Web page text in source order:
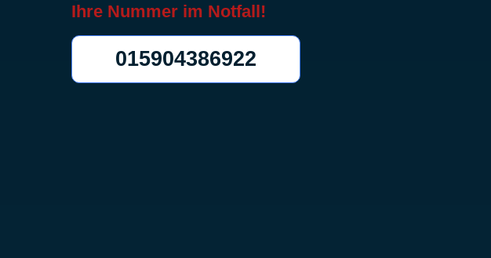
Ihre Nummer im Notfall!
015904386922